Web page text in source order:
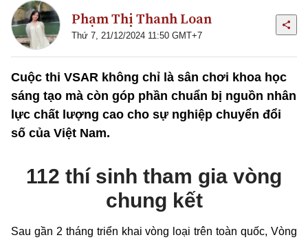
Phạm Thị Thanh Loan
Thứ 7, 21/12/2024 11:50 GMT+7
Cuộc thi VSAR không chỉ là sân chơi khoa học
sáng tạo mà còn góp phần chuẩn bị nguồn nhân
lực chất lượng cao cho sự nghiệp chuyển đổi
số của Việt Nam.
112 thí sinh tham gia vòng
chung kết
Sau gần 2 tháng triển khai vòng loại trên toàn quốc, Vòng